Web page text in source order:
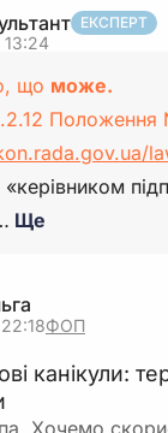
ЕКСПЕРТ
що може.
«керівником
Ще
ФОП
канікули:
Хочемо